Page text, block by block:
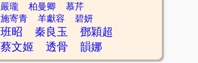
嚴瓏
柏曼卿
慕芹
施寄青
羊獻容 碧妍
班昭 秦良玉
鄧穎超
蔡文姬
透骨 韻娜